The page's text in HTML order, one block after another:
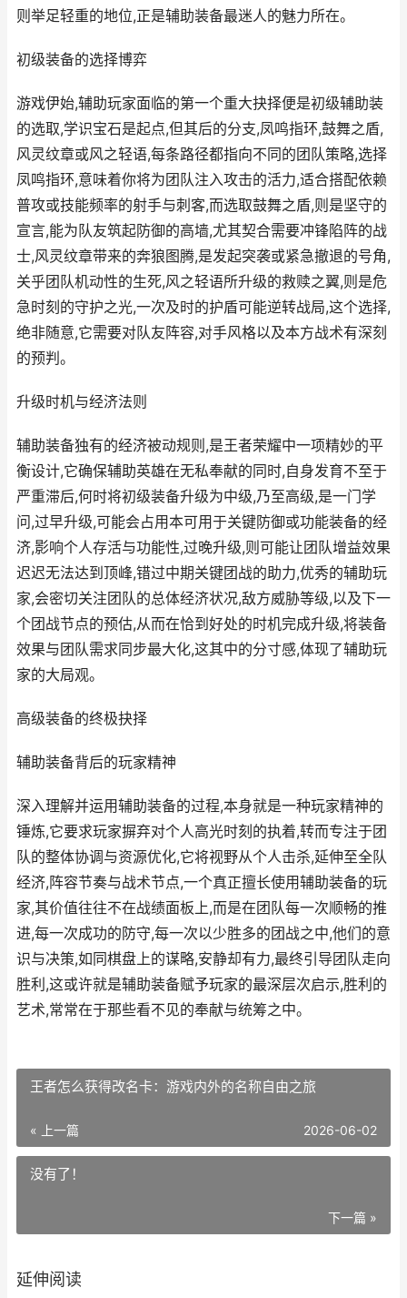
则举足轻重的地位,正是辅助装备最迷人的魅力所在。
初级装备的选择博弈
游戏伊始,辅助玩家面临的第一个重大抉择便是初级辅助装
的选取,学识宝石是起点,但其后的分支,凤鸣指环,鼓舞之盾,
风灵纹章或风之轻语,每条路径都指向不同的团队策略,选择
凤鸣指环,意味着你将为团队注入攻击的活力,适合搭配依赖
普攻或技能频率的射手与刺客,而选取鼓舞之盾,则是坚守的
宣言,能为队友筑起防御的高墙,尤其契合需要冲锋陷阵的战
士,风灵纹章带来的奔狼图腾,是发起突袭或紧急撤退的号角,
关乎团队机动性的生死,风之轻语所升级的救赎之翼,则是危
急时刻的守护之光,一次及时的护盾可能逆转战局,这个选择,
绝非随意,它需要对队友阵容,对手风格以及本方战术有深刻
的预判。
升级时机与经济法则
辅助装备独有的经济被动规则,是王者荣耀中一项精妙的平
衡设计,它确保辅助英雄在无私奉献的同时,自身发育不至于
严重滞后,何时将初级装备升级为中级,乃至高级,是一门学
问,过早升级,可能会占用本可用于关键防御或功能装备的经
济,影响个人存活与功能性,过晚升级,则可能让团队增益效果
迟迟无法达到顶峰,错过中期关键团战的助力,优秀的辅助玩
家,会密切关注团队的总体经济状况,敌方威胁等级,以及下一
个团战节点的预估,从而在恰到好处的时机完成升级,将装备
效果与团队需求同步最大化,这其中的分寸感,体现了辅助玩
家的大局观。
高级装备的终极抉择
辅助装备背后的玩家精神
深入理解并运用辅助装备的过程,本身就是一种玩家精神的
锤炼,它要求玩家摒弃对个人高光时刻的执着,转而专注于团
队的整体协调与资源优化,它将视野从个人击杀,延伸至全队
经济,阵容节奏与战术节点,一个真正擅长使用辅助装备的玩
家,其价值往往不在战绩面板上,而是在团队每一次顺畅的推
进,每一次成功的防守,每一次以少胜多的团战之中,他们的意
识与决策,如同棋盘上的谋略,安静却有力,最终引导团队走向
胜利,这或许就是辅助装备赋予玩家的最深层次启示,胜利的
艺术,常常在于那些看不见的奉献与统筹之中。
王者怎么获得改名卡：游戏内外的名称自由之旅
« 上一篇 2026-06-02
没有了！
下一篇 »
延伸阅读